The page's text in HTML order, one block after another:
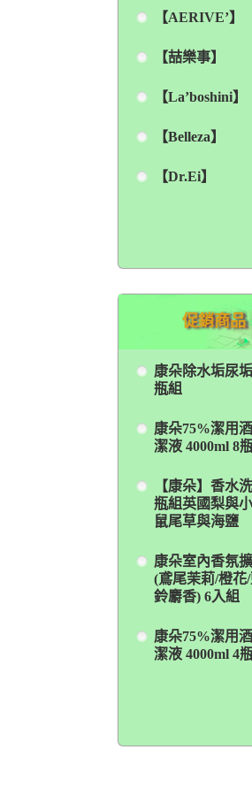
【AERIVE’】
【喆樂事】
【La’boshini】
【Belleza】
【Dr.Ei】
促銷商品
康朵除水垢尿
瓶組
康朵75%潔用
潔液 4000ml 8
【康朵】香水
瓶組英國梨與
鼠尾草與海鹽
康朵室內香氛
(鳶尾茉莉/橙花
鈴麝香) 6入組
康朵75%潔用
潔液 4000ml 4